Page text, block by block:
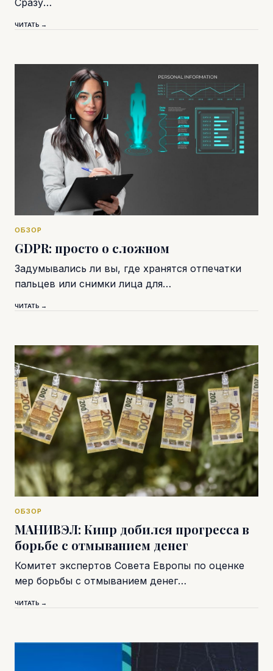
Сразу…
ЧИТАТЬ →
ОБЗОР
GDPR: просто о сложном
Задумывались ли вы, где хранятся отпечатки
пальцев или снимки лица для…
ЧИТАТЬ →
ОБЗОР
МАНИВЭЛ: Кипр добился прогресса в
борьбе с отмыванием денег
Комитет экспертов Совета Европы по оценке
мер борьбы с отмыванием денег…
ЧИТАТЬ →